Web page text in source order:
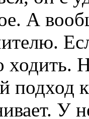
А
ходить.
подход
У